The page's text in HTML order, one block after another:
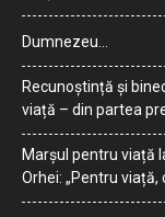
Dumnezeu…
Recunoștință și
viață – din partea
Marșul pentru viață
Orhei: „Pentru viață,